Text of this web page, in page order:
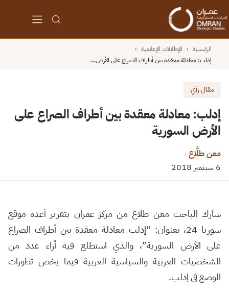
الرئيسية › الإطلالات الإعلامية ›
إدلب: معادلة معقدة بين أطراف الصراع على الأرض…
مقال رأي
إدلب: معادلة معقدة بين أطراف الصراع على
الأرض السورية
معن طلَّاع ·
6 سبتمبر 2018
شارك الباحث معن طلاع من مركز عمران بتقرير أعده موقع
سوريا 24، بعنوان: “إدلب معادلة معقدة بين أطراف الصراع
على الأرض السورية”، والذي استطلع فيه أراء عدد من
الشخصيات الغربية والسياسية العربية فيما يخص تطورات
الوضع في إدلب.